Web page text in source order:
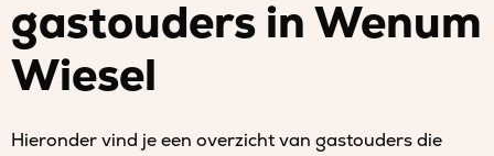
gastouders in Wenum
Wiesel
Hieronder vind je een overzicht van gastouders die